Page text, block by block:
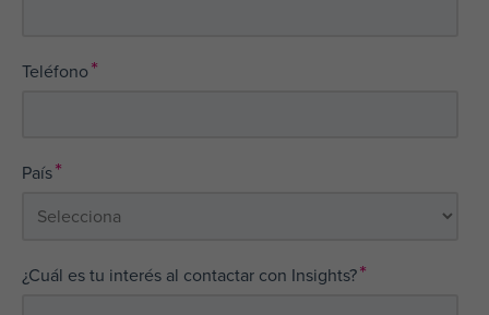
Teléfono*
País*
¿Cuál es tu interés al contactar con Insights?*